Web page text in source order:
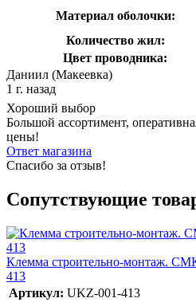
Материал оболочки:
Количество жил:
Цвет проводника:
Даниил (Макеевка)
1 г. назад
Хороший выбор
Большой ассортимент,
цены!
Ответ магазина
Спасибо за отзыв!
Сопутствующие
Клемма строительно-монтаж.
413
Артикул: UKZ-001-413